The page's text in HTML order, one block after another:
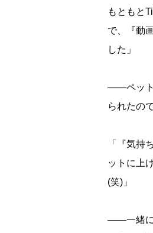
もともと
で、『動
した」
――ペット
られたの
「『気持
ットに上
(笑)」
――一緒に